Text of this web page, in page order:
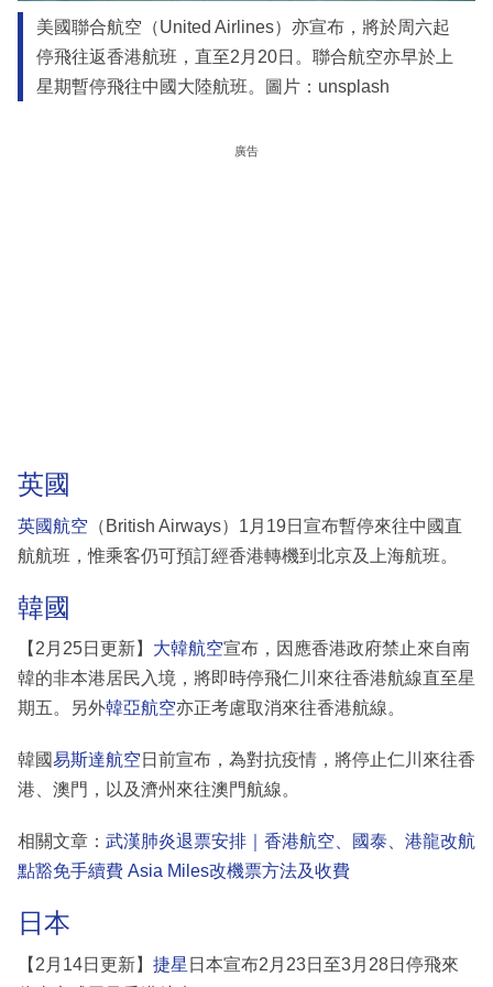
美國聯合航空（United Airlines）亦宣布，將於周六起
停飛往返香港航班，直至2月20日。聯合航空亦早於上
星期暫停飛往中國大陸航班。圖片：unsplash
廣告
英國
英國航空 （British Airways）1月19日宣布暫停來往中國直
航航班，惟乘客仍可預訂經香港轉機到北京及上海航班。
韓國
【2月25日更新】 大韓航空宣布，因應香港政府禁止來自南
韓的非本港居民入境，將即時停飛仁川來往香港航線直至星
期五。另外韓亞航空亦正考慮取消來往香港航線。
韓國易斯達航空 日前宣布，為對抗疫情，將停止仁川來往香
港、澳門，以及濟州來往澳門航線。
相關文章： 武漢肺炎退票安排｜香港航空、國泰、港龍改航
點豁免手續費 Asia Miles改機票方法及收費
日本
【2月14日更新】 捷星 日本宣布2月23日至3月28日停飛來